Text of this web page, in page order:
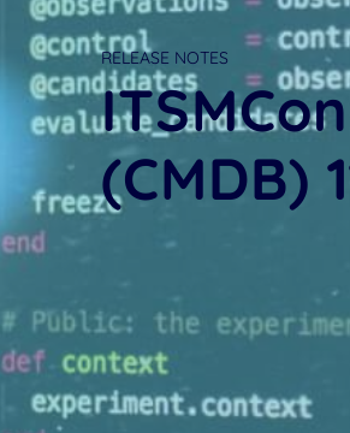
RELEASE NOTES
(CMDB)